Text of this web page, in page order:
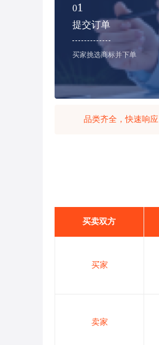
01
提交订单
买家挑选商标并下单
品类齐全，快速响应
买卖双方
买家
卖家